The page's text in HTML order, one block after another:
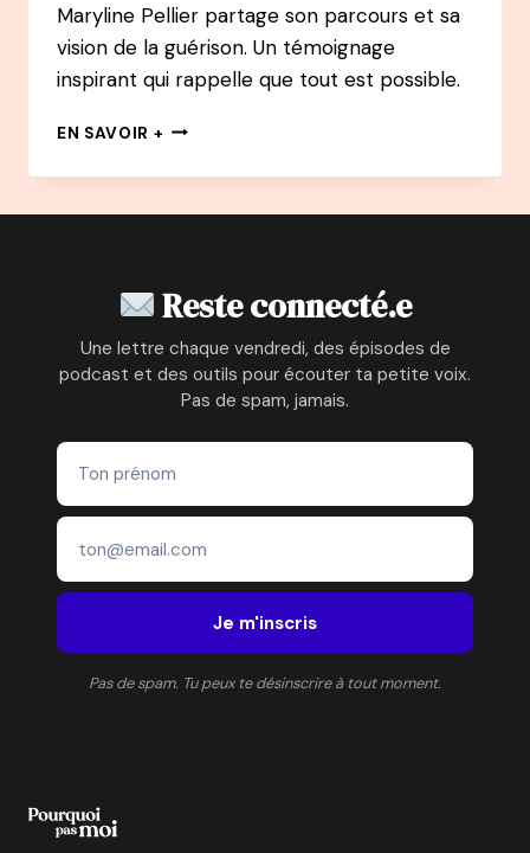
Maryline Pellier partage son parcours et sa
vision de la guérison. Un témoignage
inspirant qui rappelle que tout est possible.
EN SAVOIR + 156
–
TES
INTÉRIEURES
–
DE
À
Reste connecté.e
Une lettre chaque vendredi, des épisodes de
podcast et des outils pour écouter ta petite voix.
Pas de spam, jamais.
Je m'inscris
Pas de spam. Tu peux te désinscrire à tout moment.